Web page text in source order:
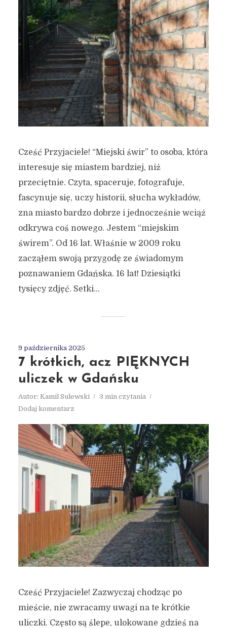
Cześć Przyjaciele! “Miejski świr” to osoba, która
interesuje się miastem bardziej, niż
przeciętnie. Czyta, spaceruje, fotografuje,
fascynuje się, uczy historii, słucha wykładów,
zna miasto bardzo dobrze i jednocześnie wciąż
odkrywa coś nowego. Jestem “miejskim
świrem”. Od 16 lat. Właśnie w 2009 roku
zacząłem swoją przygodę ze świadomym
poznawaniem Gdańska. 16 lat! Dziesiątki
tysięcy zdjęć. Setki...
9 października 2025
7 krótkich, acz PIĘKNYCH
uliczek w Gdańsku
Autor: Kamil Sulewski
3 min czytania
Dodaj komentarz
Cześć Przyjaciele! Zazwyczaj chodząc po
mieście, nie zwracamy uwagi na te krótkie
uliczki. Często są ślepe, ulokowane gdzieś na